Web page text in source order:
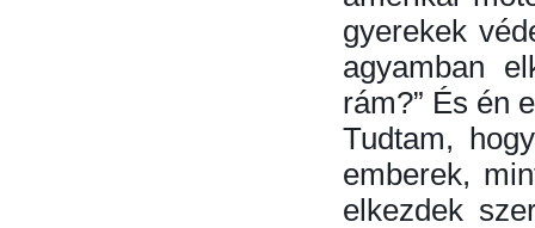
gyerekek
agyamban
rám?” És én
Tudtam,
emberek,
elkezdek